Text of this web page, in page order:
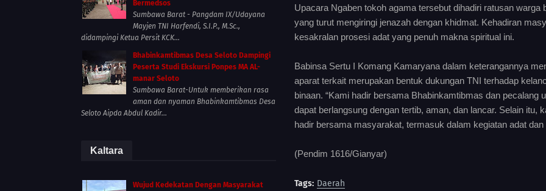
Upacara Ngaben tokoh agama tersebut dihadiri ratusan
yang turut mengiringi jenazah dengan khidmat. Kehadiran
kesakralan prosesi adat yang penuh makna spiritual ini.
Babinsa Sertu I Komang Kamaryana dalam keterangannya
aparat terkait merupakan bentuk dukungan TNI terhadap
binaan. “Kami hadir bersama Bhabinkamtibmas dan
dapat berlangsung dengan tertib, aman, dan lancar. Selain itu,
hadir bersama masyarakat, termasuk dalam kegiatan adat
(Pendim 1616/Gianyar)
Tags: Daerah
Bermedsos
Sumbawa Barat - Pangdam IX/Udayana
Mayjen TNI Harfendi, S.I.P., M.Sc.,
didampingi Ketua Persit KCK...
Bhabinkamtibmas Desa Seloto Dampingi
Peserta Studi Ekskursi Ponpes MA AL-
manar Seloto
Sumbawa Barat-Untuk memberikan rasa
aman dan nyaman Bhabinkamtibmas Desa
Seloto Aipda Abdul Kadir...
Kaltara
Wujud Kedekatan Dengan Masyarakat